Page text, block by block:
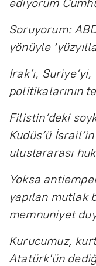
Soruyorum:
yönüyle
Irak’ı,
politikalarının
Filistin’deki
Kudüs’ü
uluslararası
Yoksa
yapılan mutlak
memnuniyet
Kurucumuz,
Atatürk'ün